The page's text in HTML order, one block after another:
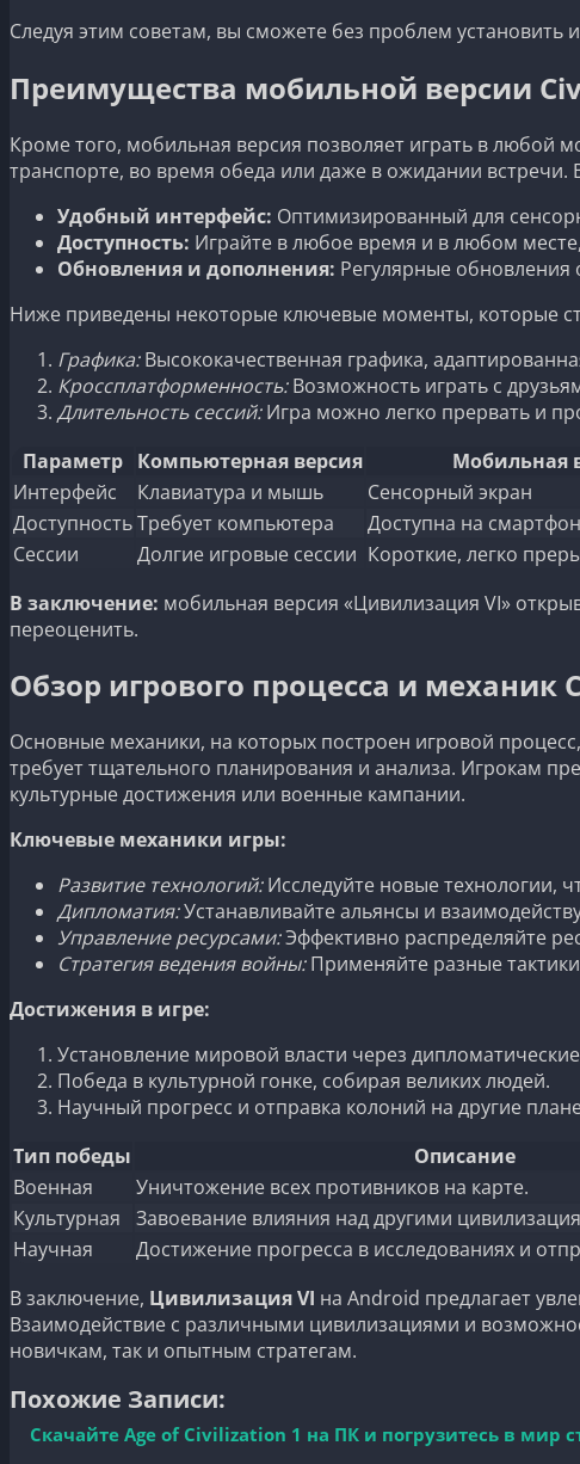
Следуя этим советам, вы сможете без проблем
Преимущества мобильной версии
Кроме того, мобильная версия позволяет играть в любой
транспорте, во время обеда или даже в ожидании
Удобный интерфейс: Оптимизированный для
Доступность: Играйте в любое время и в любом
Обновления и дополнения: Регулярные
Ниже приведены некоторые ключевые моменты, которые
Графика:Высококачественная графика,
Кроссплатформенность:Возможность играть с
Длительность сессий:Игра можно легко прервать и
Параметр Компьютерная версия
Мобильная
Интерфейс
Клавиатура и мышь
Сенсорный экран
ДоступностьТребует компьютера
Доступна на
Сессии
Долгие игровые сессии Короткие, легко
В заключение: мобильная версия «Цивилизация VI»
переоценить.
Обзор игрового процесса и механик
Основные механики, на которых построен игровой
требует тщательного планирования и анализа. Игрокам
культурные достижения или военные кампании.
Ключевые механики игры:
Развитие технологий:Исследуйте новые технологии,
Дипломатия:Устанавливайте альянсы и
Управление ресурсами:Эффективно распределяйте
Стратегия ведения войны:Применяйте разные
Достижения в игре:
Установление мировой власти через дипломатические
Победа в культурной гонке, собирая великих людей.
Научный прогресс и отправка колоний на другие
Тип победы
Описание
Военная
Уничтожение всех противников на карте.
Культурная
Завоевание влияния над другими
Научная
Достижение прогресса в исследованиях и
В заключение, Цивилизация VI на Android предлагает
Взаимодействие с различными цивилизациями и
новичкам, так и опытным стратегам.
Похожие Записи:
Скачайте Age of Civilization 1 на ПК и погрузитесь в мир